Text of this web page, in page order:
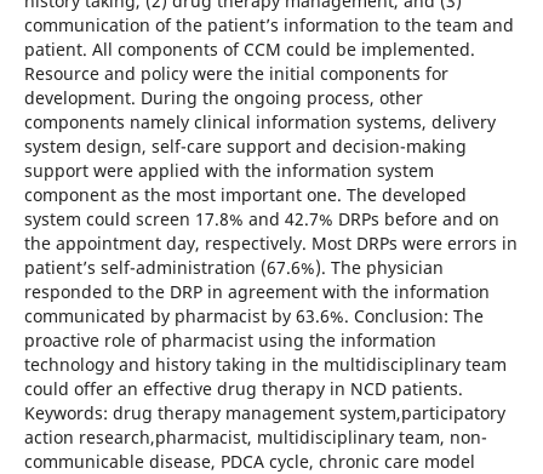
communication of the patient’s information to the team and
patient. All components of CCM could be implemented.
Resource and policy were the initial components for
development. During the ongoing process, other
components namely clinical information systems, delivery
system design, self-care support and decision-making
support were applied with the information system
component as the most important one. The developed
system could screen 17.8% and 42.7% DRPs before and on
the appointment day, respectively. Most DRPs were errors in
patient’s self-administration (67.6%). The physician
responded to the DRP in agreement with the information
communicated by pharmacist by 63.6%. Conclusion: The
proactive role of pharmacist using the information
technology and history taking in the multidisciplinary team
could offer an effective drug therapy in NCD patients.
Keywords: drug therapy management system,participatory
action research,pharmacist, multidisciplinary team, non-
communicable disease, PDCA cycle, chronic care model